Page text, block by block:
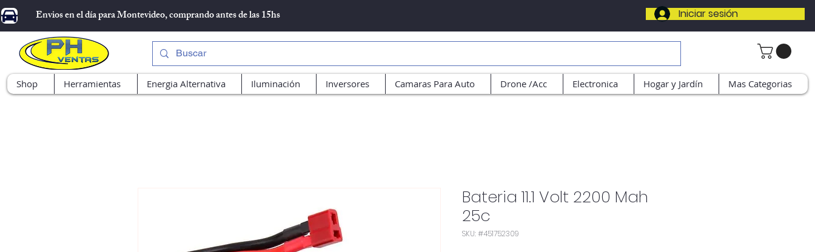
Envios en el día para Montevideo, comprando antes de las 15hs Iniciar sesión
Shop Herramientas Energia Alternativa Iluminación Inversores Camaras Para Auto Drone /Acc Electronica Hogar y Jardín Mas Categorias
Bateria 11.1 Volt 2200 Mah
25c
SKU: #451752309